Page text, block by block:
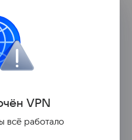
разделили
лежала
ён VPN
всё работало